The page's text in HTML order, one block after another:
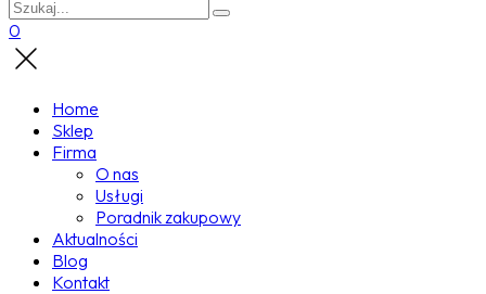
0
Home
Sklep
Firma
O nas
Usługi
Poradnik zakupowy
Aktualności
Blog
Kontakt